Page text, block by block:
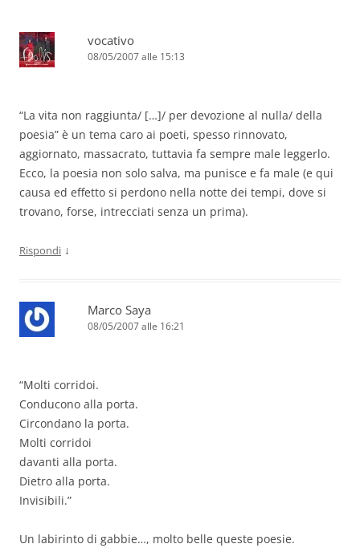
vocativo
08/05/2007 alle 15:13
“La vita non raggiunta/ […]/ per devozione al nulla/ della
poesia” è un tema caro ai poeti, spesso rinnovato,
aggiornato, massacrato, tuttavia fa sempre male leggerlo.
Ecco, la poesia non solo salva, ma punisce e fa male (e qui
causa ed effetto si perdono nella notte dei tempi, dove si
trovano, forse, intrecciati senza un prima).
Rispondi ↓
Marco Saya
08/05/2007 alle 16:21
“Molti corridoi.
Conducono alla porta.
Circondano la porta.
Molti corridoi
davanti alla porta.
Dietro alla porta.
Invisibili.”
Un labirinto di gabbie…, molto belle queste poesie.